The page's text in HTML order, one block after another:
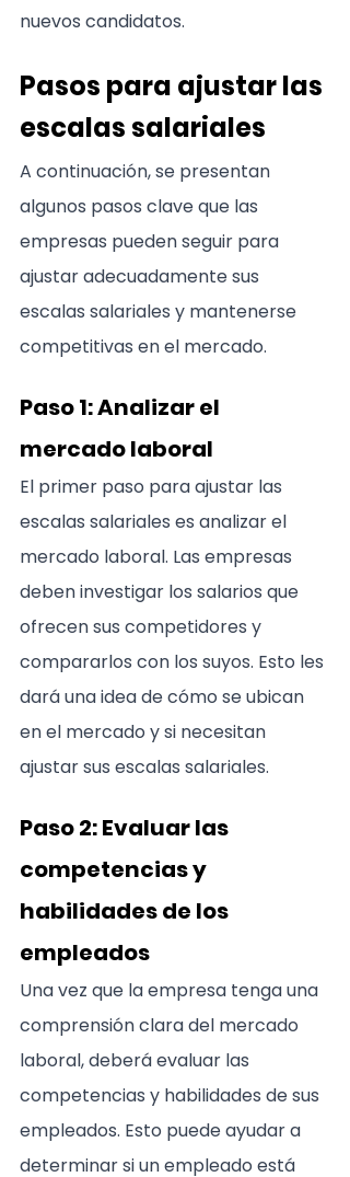
nuevos candidatos.
Pasos para ajustar las
escalas salariales
A continuación, se presentan
algunos pasos clave que las
empresas pueden seguir para
ajustar adecuadamente sus
escalas salariales y mantenerse
competitivas en el mercado.
Paso 1: Analizar el
mercado laboral
El primer paso para ajustar las
escalas salariales es analizar el
mercado laboral. Las empresas
deben investigar los salarios que
ofrecen sus competidores y
compararlos con los suyos. Esto les
dará una idea de cómo se ubican
en el mercado y si necesitan
ajustar sus escalas salariales.
Paso 2: Evaluar las
competencias y
habilidades de los
empleados
Una vez que la empresa tenga una
comprensión clara del mercado
laboral, deberá evaluar las
competencias y habilidades de sus
empleados. Esto puede ayudar a
determinar si un empleado está